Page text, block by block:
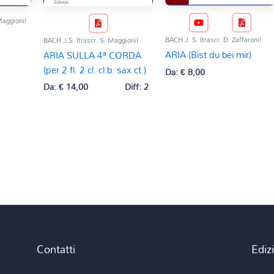
BACH J.S. (trascr. S. Maggioni)
ARIA SULLA 4ª CORDA
(per 2 fl. 2 cl. cl.b. sax ct.)
Da:€14,00 Diff: 2
BACH J. S. (trascr. D. Zaffaroni)
ARIA (Bist du bei mir)
Da:€8,00
Contatti